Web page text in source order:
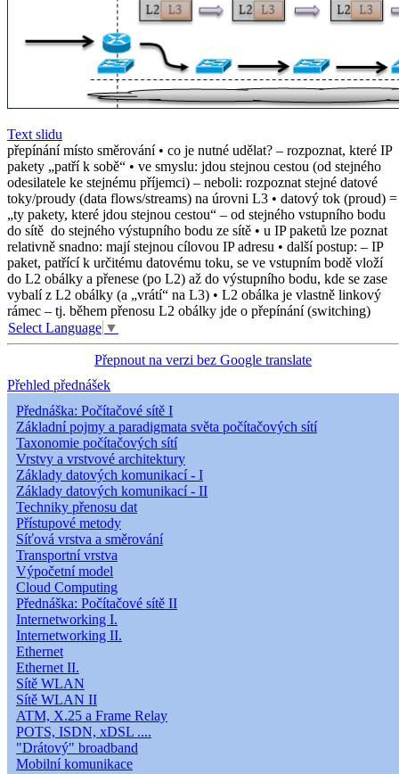
Text slidu
přepínání místo směrování • co je nutné udělat? – rozpoznat, které IP
pakety „patří k sobě“ • ve smyslu: jdou stejnou cestou (od stejného
odesilatele ke stejnému příjemci) – neboli: rozpoznat stejné datové
toky/proudy (data flows/streams) na úrovni L3 • datový tok (proud) =
„ty pakety, které jdou stejnou cestou“ – od stejného vstupního bodu
do sítě do stejného výstupního bodu ze sítě • u IP paketů lze poznat
relativně snadno: mají stejnou cílovou IP adresu • další postup: – IP
paket, patřící k určitému datovému toku, se ve vstupním bodě vloží
do L2 obálky a přenese (po L2) až do výstupního bodu, kde se zase
vybalí z L2 obálky (a „vrátí“ na L3) • L2 obálka je vlastně linkový
rámec – tj. během přenosu L2 obálky jde o přepínání (switching)
Select Language ▼
Přepnout na verzi bez Google translate
Přehled přednášek
Přednáška: Počítačové sítě I
Základní pojmy a paradigmata světa počítačových sítí
Taxonomie počítačových sítí
Vrstvy a vrstvové architektury
Základy datových komunikací - I
Základy datových komunikací - II
Techniky přenosu dat
Přístupové metody
Síťová vrstva a směrování
Transportní vrstva
Výpočetní model
Cloud Computing
Přednáška: Počítačové sítě II
Internetworking I.
Internetworking II.
Ethernet
Ethernet II.
Sítě WLAN
Sítě WLAN II
ATM, X.25 a Frame Relay
POTS, ISDN, xDSL ....
"Drátový" broadband
Mobilní komunikace